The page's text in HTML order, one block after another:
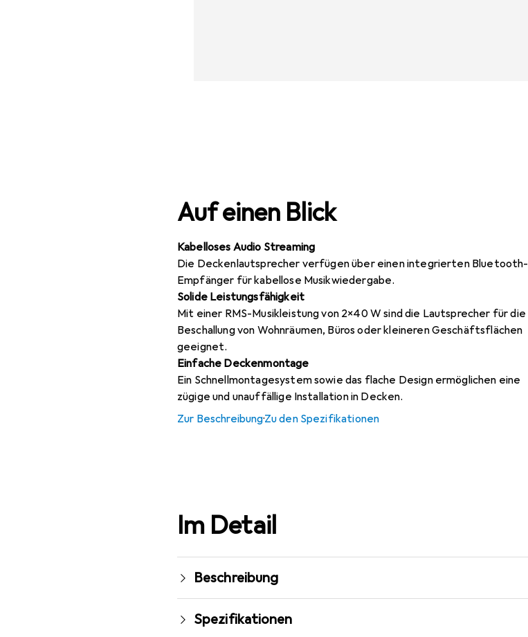
Auf einen Blick
Kabelloses Audio Streaming
Die Deckenlautsprecher verfügen über einen integrierten Bluetooth-
Empfänger für kabellose Musikwiedergabe.
Solide Leistungsfähigkeit
Mit einer RMS-Musikleistung von 2×40 W sind die Lautsprecher für die
Beschallung von Wohnräumen, Büros oder kleineren Geschäftsflächen
geeignet.
Einfache Deckenmontage
Ein Schnellmontagesystem sowie das flache Design ermöglichen eine
zügige und unauffällige Installation in Decken.
Zur Beschreibung·Zu den Spezifikationen
Im Detail
Beschreibung
Spezifikationen